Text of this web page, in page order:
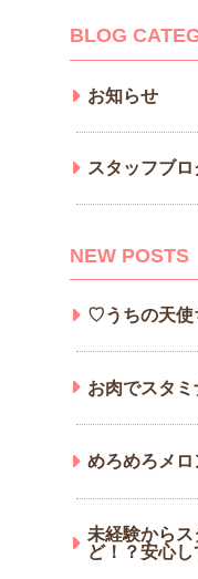
BLOG
お知らせ
スタッフブロ
NEW POSTS
♡うちの天
お肉でスタ
めろめろメロ
未経験から
ど！？安心